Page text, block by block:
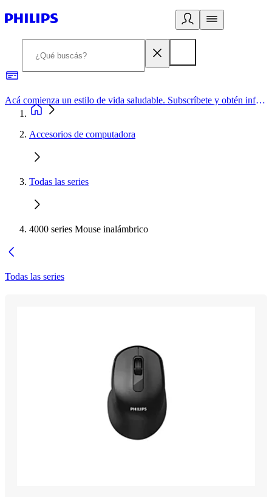
Acá comienza un estilo de vida saludable. Subscríbete y obtén información de primera mano
Accesorios de computadora
Todas las series
4000 series Mouse inalámbrico
Todas las series